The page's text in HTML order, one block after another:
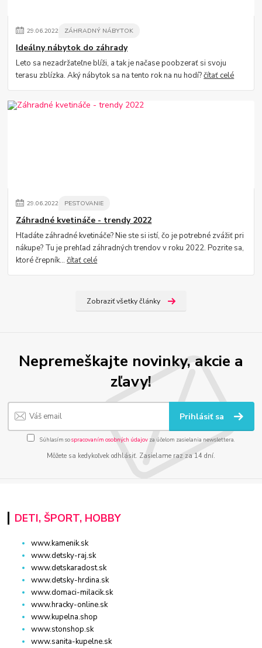
29.06.2022 ZÁHRADNÝ NÁBYTOK
Ideálny nábytok do záhrady
Leto sa nezadržateľne blíži, a tak je načase poobzerať si svoju
terasu zblízka. Aký nábytok sa na tento rok na nu hodí?čítať celé
29.06.2022 PESTOVANIE
Záhradné kvetináče - trendy 2022
Hľadáte záhradné kvetináče? Nie ste si istí, čo je potrebné zvážiť pri
nákupe? Tu je prehľad záhradných trendov v roku 2022. Pozrite sa,
ktoré črepník...čítať celé
Zobraziť všetky články
Nepremeškajte novinky, akcie a
zľavy!
Prihlásiť sa
Súhlasím sospracovaním osobných údajov za účelom zasielania newslettera.
Môžete sa kedykoľvek odhlásiť. Zasielame raz za 14 dní.
DETI, ŠPORT, HOBBY
www.kamenik.sk
www.detsky-raj.sk
www.detskaradost.sk
www.detsky-hrdina.sk
www.domaci-milacik.sk
www.hracky-online.sk
www.kupelna.shop
www.stonshop.sk
www.sanita-kupelne.sk